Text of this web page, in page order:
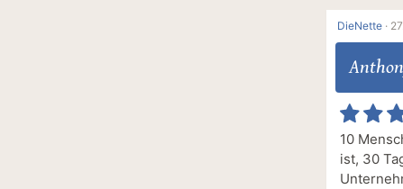
DieNette ·
10
ist, 30